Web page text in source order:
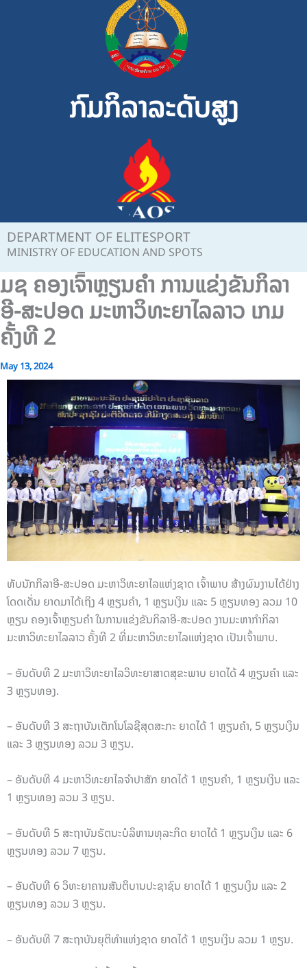
ກົມກິລາລະດັບສູງ
DEPARTMENT OF ELITESPORT
MINISTRY OF EDUCATION AND SPOTS
ມຊ ຄອງເຈົ້າຫຼຽນຄຳ ການແຂ່ງຂັນກິລາ
ອີ-ສະປອດ ມະຫາວິທະຍາໄລລາວ ເກມ
ຄັ້ງທີ 2
May 13, 2024
ທັບນັກກິລາອີ-ສະປອດ ມະຫາວິທະຍາໄລແຫ່ງຊາດ ເຈົ້າພາບ ສ້າງຜົນງານໄດ້ຢ່າງ
ໂດດເດັ່ນ ຍາດມາໄດ້ເຖິງ 4 ຫຼຽນຄຳ, 1 ຫຼຽນເງິນ ແລະ 5 ຫຼຽນທອງ ລວມ 10
ຫຼຽນ ຄອງເຈົ້າຫຼຽນຄຳ ໃນການແຂ່ງຂັນກິລາອີ-ສະປອດ ງານມະຫາກຳກິລາ
ມະຫາວິທະຍາໄລລາວ ຄັ້ງທີ 2 ທີ່ມະຫາວິທະຍາໄລແຫ່ງຊາດ ເປັນເຈົ້າພາບ.
– ອັນດັບທີ 2 ມະຫາວິທະຍາໄລວິທະຍາສາດສຸຂະພາບ ຍາດໄດ້ 4 ຫຼຽນຄຳ ແລະ
3 ຫຼຽນທອງ.
– ອັນດັບທີ 3 ສະຖາບັນເຕັກໂນໂລຊີສຸດສະກະ ຍາດໄດ້ 1 ຫຼຽນຄຳ, 5 ຫຼຽນເງິນ
ແລະ 3 ຫຼຽນທອງ ລວມ 3 ຫຼຽນ.
– ອັນດັບທີ 4 ມະຫາວິທະຍາໄລຈຳປາສັກ ຍາດໄດ້ 1 ຫຼຽນຄຳ, 1 ຫຼຽນເງິນ ແລະ
1 ຫຼຽນທອງ ລວມ 3 ຫຼຽນ.
– ອັນດັບທີ 5 ສະຖາບັນຣັຕນະບໍລິຫານທຸລະກິດ ຍາດໄດ້ 1 ຫຼຽນເງິນ ແລະ 6
ຫຼຽນທອງ ລວມ 7 ຫຼຽນ.
– ອັນດັບທີ 6 ວິທະຍາຄານສັນຕິບານປະຊາຊົນ ຍາດໄດ້ 1 ຫຼຽນເງິນ ແລະ 2
ຫຼຽນທອງ ລວມ 3 ຫຼຽນ.
– ອັນດັບທີ 7 ສະຖາບັນຍຸຕິທຳແຫ່ງຊາດ ຍາດໄດ້ 1 ຫຼຽນເງິນ ລວມ 1 ຫຼຽນ.